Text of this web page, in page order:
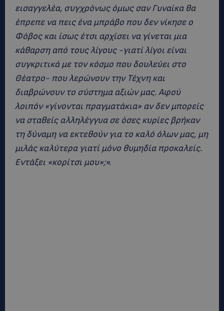
εισαγγελέα, συγχρόνως όμως σαν Γυναίκα θα
έπρεπε να πεις ένα μπράβο που δεν νίκησε ο
Φόβος και ίσως έτσι αρχίσει να γίνεται μια
κάθαρση από τους λίγους -γιατί λίγοι είναι
συγκριτικά με τον κόσμο που δουλεύει στο
Θέατρο- που λερώνουν την Τέχνη και
διαβρώνουν το σύστημα αξιών μας. Αφού
λοιπόν «γίνονται πραγματάκια» αν δεν μπορείς
να σταθείς αλληλέγγυα σε όσες κυρίες βρήκαν
τη δύναμη να εκτεθούν για το καλό όλων μας, μη
μιλάς καλύτερα γιατί μόνο θυμηδία προκαλείς.
Εντάξει «κορίτσι μου»;».